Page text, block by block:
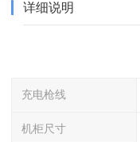
详细说明
充电枪线
机柜尺寸